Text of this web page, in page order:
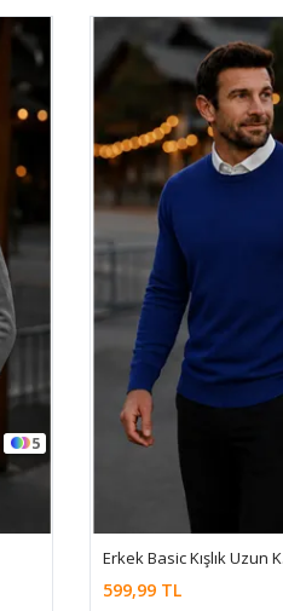
5
Erkek Basic Kışlık Uzun
599,99 TL